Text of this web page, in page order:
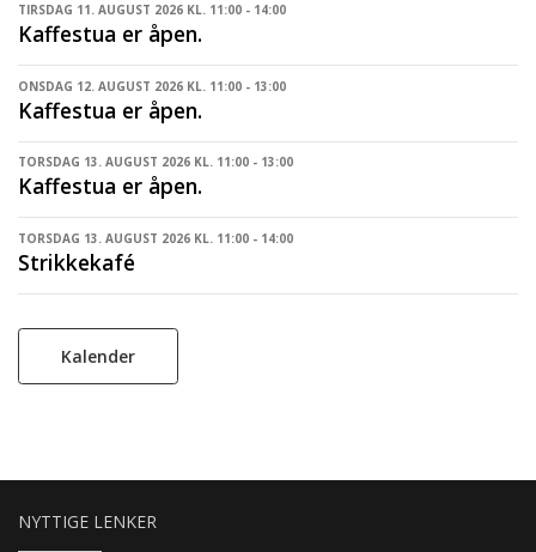
TIRSDAG 11. AUGUST 2026 KL. 11:00 - 14:00
Kaffestua er åpen.
ONSDAG 12. AUGUST 2026 KL. 11:00 - 13:00
Kaffestua er åpen.
TORSDAG 13. AUGUST 2026 KL. 11:00 - 13:00
Kaffestua er åpen.
TORSDAG 13. AUGUST 2026 KL. 11:00 - 14:00
Strikkekafé
Kalender
NYTTIGE LENKER